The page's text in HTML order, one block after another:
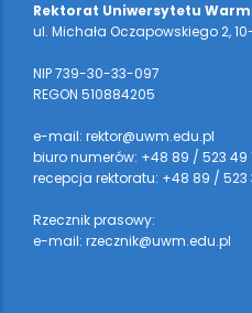
Rektorat Uniwersytetu
ul. Michała Oczapowskiego 2,
NIP 739-30-33-097
REGON 510884205
e-mail: rektor@uwm.edu.pl
biuro numerów: +48 89 / 523 49
recepcja rektoratu: +48 89 / 523
Rzecznik prasowy:
e-mail: rzecznik@uwm.edu.pl